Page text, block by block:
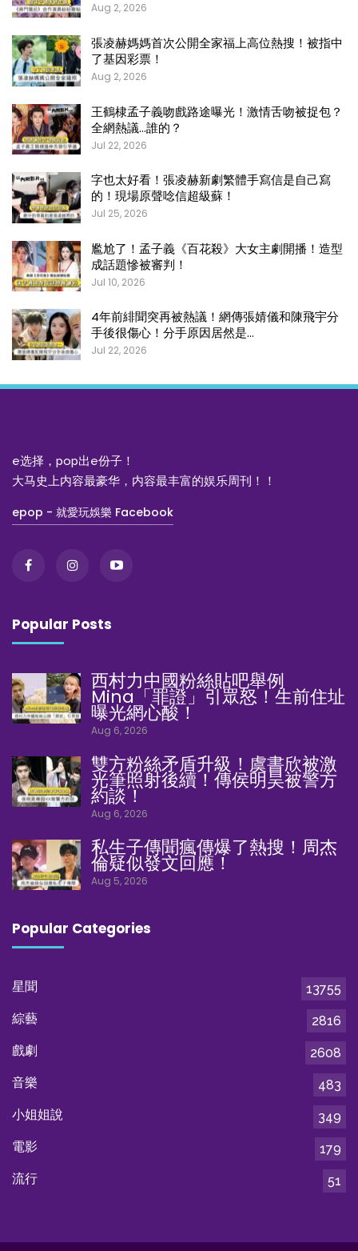
Aug 2, 2026
張凌赫媽媽首次公開全家福上高位熱搜！被指中
了基因彩票！
Aug 2, 2026
王鶴棣孟子義吻戲路途曝光！激情舌吻被捉包？
全網熱議…誰的？
Jul 22, 2026
字也太好看！張凌赫新劇繁體手寫信是自己寫
的！現場原聲唸信超級蘇！
Jul 25, 2026
尷尬了！孟子義《百花殺》大女主劇開播！造型
成話題慘被審判！
Jul 10, 2026
4年前緋聞突再被熱議！網傳張婧儀和陳飛宇分
手後很傷心！分手原因居然是…
Jul 22, 2026
e选择，pop出e份子！
大马史上内容最豪华，内容最丰富的娱乐周刊！！
epop - 就愛玩娛樂 Facebook
Popular Posts
西村力中國粉絲貼吧舉例
Mina「罪證」引眾怒！生前住址
曝光網心酸！
Aug 6, 2026
雙方粉絲矛盾升級！虞書欣被激
光筆照射後續！傳侯明昊被警方
約談！
Aug 6, 2026
私生子傳聞瘋傳爆了熱搜！周杰
倫疑似發文回應！
Aug 5, 2026
Popular Categories
星聞
13755
綜藝
2816
戲劇
2608
音樂
483
小姐姐說
349
電影
179
流行
51